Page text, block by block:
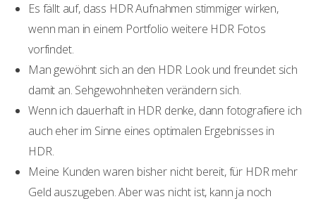
Es fällt auf, dass HDR Aufnahmen stimmiger wirken,
wenn man in einem Portfolio weitere HDR Fotos
vorfindet.
Man gewöhnt sich an den HDR Look und freundet sich
damit an. Sehgewohnheiten verändern sich.
Wenn ich dauerhaft in HDR denke, dann fotografiere ich
auch eher im Sinne eines optimalen Ergebnisses in
HDR.
Meine Kunden waren bisher nicht bereit, für HDR mehr
Geld auszugeben. Aber was nicht ist, kann ja noch